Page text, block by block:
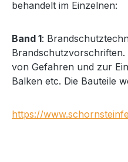
behandelt im Einzelnen:
Band 1:
von Gefahren und zur
Balken etc. Die Bauteile
https://